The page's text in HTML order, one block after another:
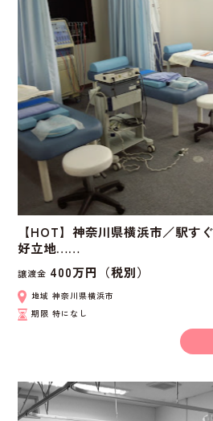
【HOT】神奈川県横浜市／駅す
好立地……
譲渡金 400万円（税別）
地域神奈川県横浜市
期限特になし